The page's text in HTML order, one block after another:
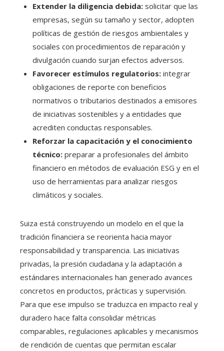
Extender la diligencia debida: solicitar que las
empresas, según su tamaño y sector, adopten
políticas de gestión de riesgos ambientales y
sociales con procedimientos de reparación y
divulgación cuando surjan efectos adversos.
Favorecer estímulos regulatorios: integrar
obligaciones de reporte con beneficios
normativos o tributarios destinados a emisores
de iniciativas sostenibles y a entidades que
acrediten conductas responsables.
Reforzar la capacitación y el conocimiento
técnico: preparar a profesionales del ámbito
financiero en métodos de evaluación ESG y en el
uso de herramientas para analizar riesgos
climáticos y sociales.
Suiza está construyendo un modelo en el que la
tradición financiera se reorienta hacia mayor
responsabilidad y transparencia. Las iniciativas
privadas, la presión ciudadana y la adaptación a
estándares internacionales han generado avances
concretos en productos, prácticas y supervisión.
Para que ese impulso se traduzca en impacto real y
duradero hace falta consolidar métricas
comparables, regulaciones aplicables y mecanismos
de rendición de cuentas que permitan escalar